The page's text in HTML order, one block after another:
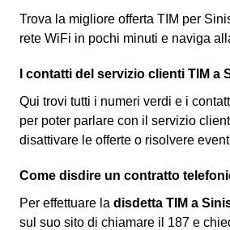
Trova la migliore offerta TIM per
rete WiFi in pochi minuti e naviga
I contatti del servizio clienti TIM a
Qui trovi tutti i numeri verdi e i
per poter parlare con il servizio
disattivare le offerte o risolvere
Come disdire un contratto
Per effettuare la disdetta TIM a
sul suo sito di chiamare il 187 e